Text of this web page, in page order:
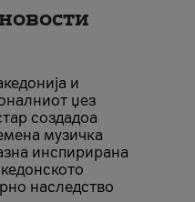
и
џез
создадоа
музичка
инспирирана
наследство